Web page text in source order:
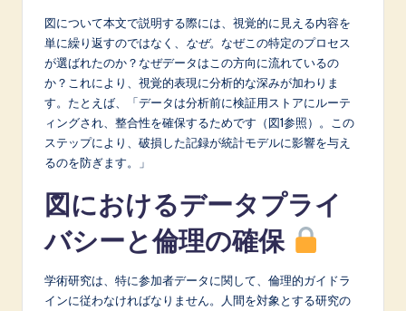
図について本文で説明する際には、視覚的に見える内容を
単に繰り返すのではなく、 なぜ。なぜこの特定のプロセス
が選ばれたのか？なぜデータはこの方向に流れているの
か？これにより、視覚的表現に分析的な深みが加わりま
す。たとえば、「データは分析前に検証用ストアにルーテ
ィングされ、整合性を確保するためです（図1参照）。この
ステップにより、破損した記録が統計モデルに影響を与え
るのを防ぎます。」
図におけるデータプライ
バシーと倫理の確保
学術研究は、特に参加者データに関して、倫理的ガイドラ
インに従わなければなりません。人間を対象とする研究の